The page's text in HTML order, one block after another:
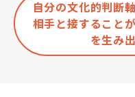
自分の文化的判断
相手と接すること
を生み